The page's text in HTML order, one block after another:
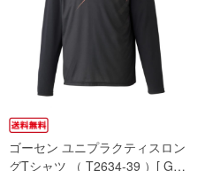
ゴーセン ユニプラクティスロン
グTシャツ （ T2634-39 ）[ G…